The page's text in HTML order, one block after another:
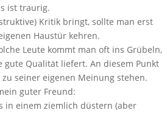
ist traurig.
Kritik bringt, sollte man erst
Haustür kehren.
Leute kommt man oft ins Grübeln,
gute Qualität liefert. An diesem Punkt
seiner eigenen Meinung stehen.
guter Freund:
in einem ziemlich düstern (aber